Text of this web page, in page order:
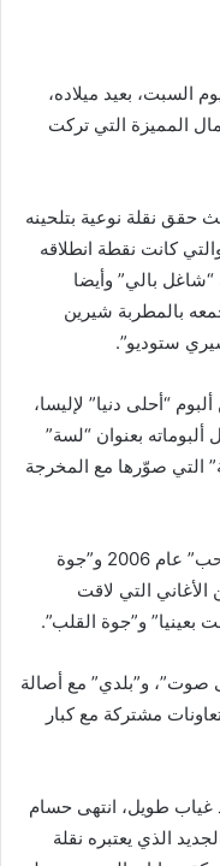
السبت، بعيد ميلاده،
المميزة التي تركت
نقلة نوعية بتلحينه
والتي كانت نقطة انطلاقه
بالي” وأيضا
بالمطربة شيرين
ستوديو”.
“أحلى دنيا” لإليسا،
بعنوان “لسة”
التي صوّرها مع المخرجة
تبع ذلك ألبومات ناجحة مثل “أجمل قصة حب” عام 2006 و”جوة
من الأغاني التي لاقت
و”جوة القلب”.
صوت”، و”بلدي” مع أصالة
إلى تعاونات مشتركة مع كبار
غياب طويل، انتهى حسام
الذي يعتبره نقلة